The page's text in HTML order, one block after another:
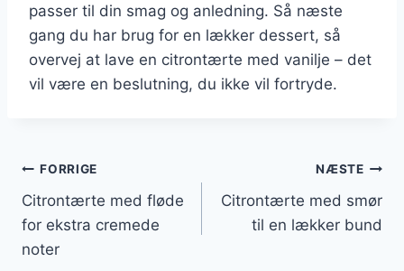
passer til din smag og anledning. Så næste
gang du har brug for en lækker dessert, så
overvej at lave en citrontærte med vanilje – det
vil være en beslutning, du ikke vil fortryde.
Indlægsnavigation
FORRIGE
Citrontærte med fløde
for ekstra cremede
noter
NÆSTE
Citrontærte med smør
til en lækker bund